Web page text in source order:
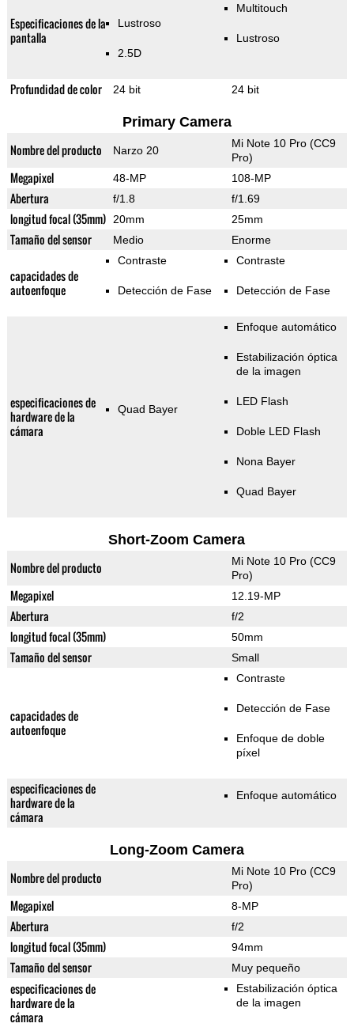
Especificaciones de la
pantalla
Lustroso
2.5D
Multitouch
Lustroso
Profundidad de color 24 bit 24 bit
Primary Camera
Nombre del producto Narzo 20
Mi Note 10 Pro (CC9
Pro)
Megapixel 48-MP 108-MP
Abertura f/1.8 f/1.69
longitud focal (35mm) 20mm 25mm
Tamaño del sensor Medio Enorme
capacidades de
autoenfoque
Contraste
Detección de Fase
Contraste
Detección de Fase
especificaciones de
hardware de la
cámara
Quad Bayer
Enfoque automático
Estabilización óptica
de la imagen
LED Flash
Doble LED Flash
Nona Bayer
Quad Bayer
Short-Zoom Camera
Nombre del producto
Mi Note 10 Pro (CC9
Pro)
Megapixel 12.19-MP
Abertura f/2
longitud focal (35mm) 50mm
Tamaño del sensor Small
capacidades de
autoenfoque
Contraste
Detección de Fase
Enfoque de doble
píxel
especificaciones de
hardware de la
cámara
Enfoque automático
Long-Zoom Camera
Nombre del producto
Mi Note 10 Pro (CC9
Pro)
Megapixel 8-MP
Abertura f/2
longitud focal (35mm) 94mm
Tamaño del sensor Muy pequeño
especificaciones de
hardware de la
cámara
Estabilización óptica
de la imagen